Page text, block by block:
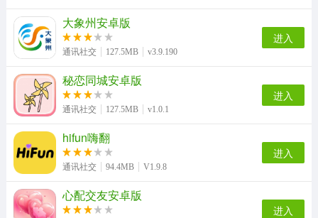
大象州安卓版
通讯社交 127.5MB v3.9.190
进入
秘恋同城安卓版
通讯社交 127.5MB v1.0.1
进入
hifun嗨翻
通讯社交 94.4MB V1.9.8
进入
心配交友安卓版
进入